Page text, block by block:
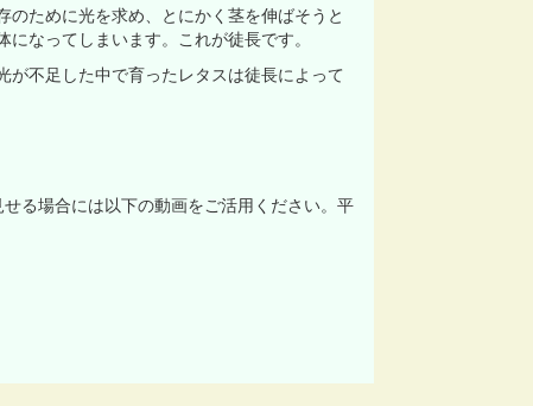
ために光を求め、とにかく茎を伸ばそうと
なってしまいます。これが徒長です。
不足した中で育ったレタスは徒長によって
る場合には以下の動画をご活用ください。平